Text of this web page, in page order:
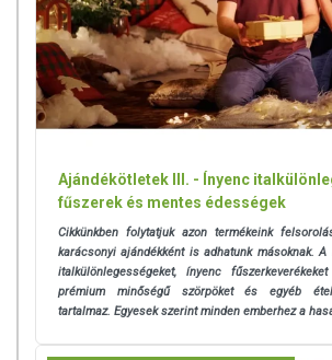
Ajándékötletek III. - Ínyenc
fűszerek és mentes édességek
Cikkünkben folytatjuk azon termékeink
karácsonyi ajándékként is adhatunk másoknak.
italkülönlegességeket, ínyenc
prémium minőségű szörpöket és egyéb
tartalmaz. Egyesek szerint minden emberhez a